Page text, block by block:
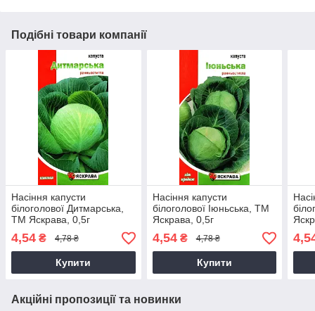
Подібні товари компанії
Насіння капусти
білоголової Дитмарська,
ТМ Яскрава, 0,5г
4,54 ₴ 4,78 ₴
Купити
Насіння капусти
білоголової Іюньська, ТМ
Яскрава, 0,5г
4,54₴ 4,78 ₴
Купити
Акційні пропозиції та новинки